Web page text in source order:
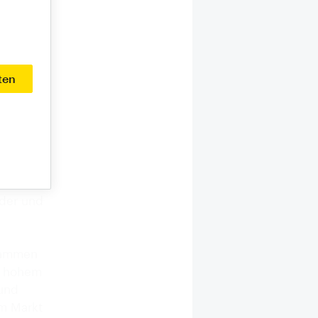
eine
wie